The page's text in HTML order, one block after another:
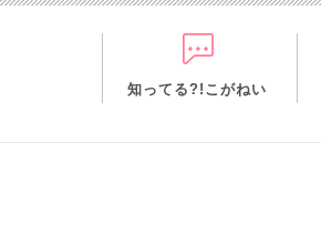
知ってる?!こがねい